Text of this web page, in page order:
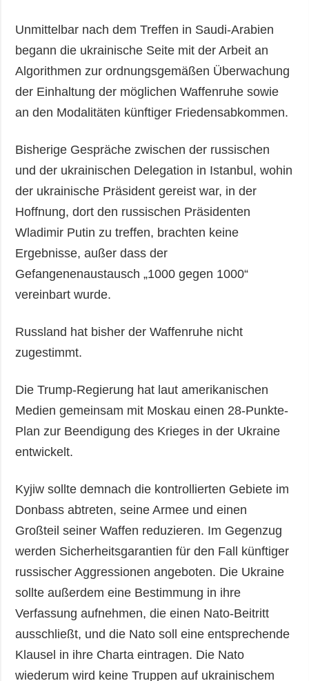
Unmittelbar nach dem Treffen in Saudi-Arabien
begann die ukrainische Seite mit der Arbeit an
Algorithmen zur ordnungsgemäßen Überwachung
der Einhaltung der möglichen Waffenruhe sowie
an den Modalitäten künftiger Friedensabkommen.
Bisherige Gespräche zwischen der russischen
und der ukrainischen Delegation in Istanbul, wohin
der ukrainische Präsident gereist war, in der
Hoffnung, dort den russischen Präsidenten
Wladimir Putin zu treffen, brachten keine
Ergebnisse, außer dass der
Gefangenenaustausch „1000 gegen 1000“
vereinbart wurde.
Russland hat bisher der Waffenruhe nicht
zugestimmt.
Die Trump-Regierung hat laut amerikanischen
Medien gemeinsam mit Moskau einen 28-Punkte-
Plan zur Beendigung des Krieges in der Ukraine
entwickelt.
Kyjiw sollte demnach die kontrollierten Gebiete im
Donbass abtreten, seine Armee und einen
Großteil seiner Waffen reduzieren. Im Gegenzug
werden Sicherheitsgarantien für den Fall künftiger
russischer Aggressionen angeboten. Die Ukraine
sollte außerdem eine Bestimmung in ihre
Verfassung aufnehmen, die einen Nato-Beitritt
ausschließt, und die Nato soll eine entsprechende
Klausel in ihre Charta eintragen. Die Nato
wiederum wird keine Truppen auf ukrainischem